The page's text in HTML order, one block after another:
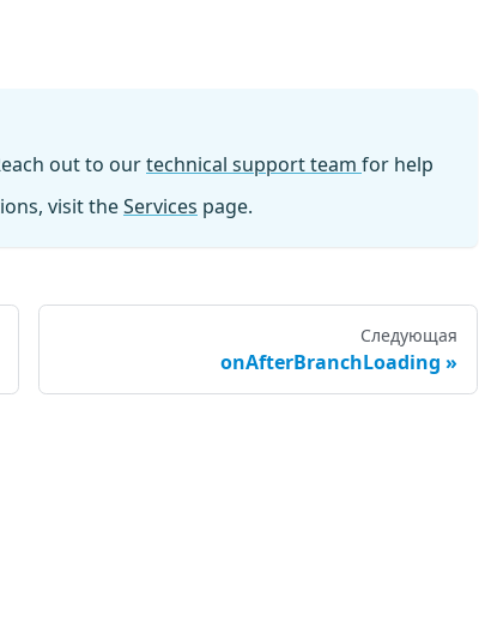
out to ourtechnical support team for help
visit theServices page.
Следующая
onAfterBranchLoading